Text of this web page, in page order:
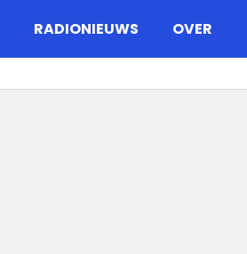
RADIONIEUWS OVER